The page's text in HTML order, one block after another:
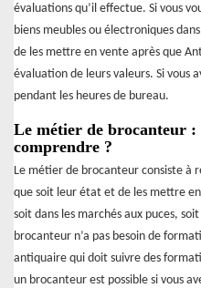
évaluations qu’il effectue. Si vous
biens meubles ou électroniques
de les mettre en vente après que
évaluation de leurs valeurs. Si vous
pendant les heures de bureau.
Le métier de brocanteur :
comprendre ?
Le métier de brocanteur consiste à
que soit leur état et de les mettre
soit dans les marchés aux puces,
brocanteur n’a pas besoin de
antiquaire qui doit suivre des
un brocanteur est possible si vous